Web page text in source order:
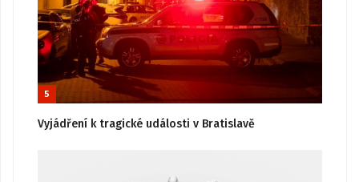
5
Vyjádření k tragické události v Bratislavě